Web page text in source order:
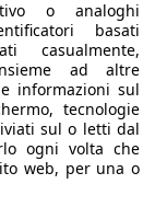
o analoghi
basati
casualmente,
ad altre
informazioni sul
tecnologie
sul o letti dal
ogni volta che
web, per una o